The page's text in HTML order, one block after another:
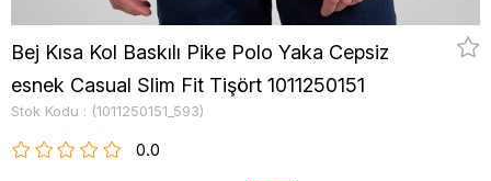
Bej Kısa Kol Baskılı Pike Polo Yaka Cepsiz
esnek Casual Slim Fit Tişört 1011250151
Stok Kodu (1011250151_593)
0.0